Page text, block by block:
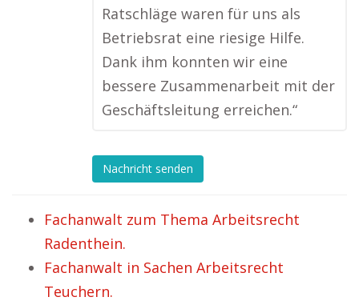
Ratschläge waren für uns als
Betriebsrat eine riesige Hilfe.
Dank ihm konnten wir eine
bessere Zusammenarbeit mit der
Geschäftsleitung erreichen.“
Nachricht senden
Fachanwalt zum Thema Arbeitsrecht
Radenthein.
Fachanwalt in Sachen Arbeitsrecht
Teuchern.